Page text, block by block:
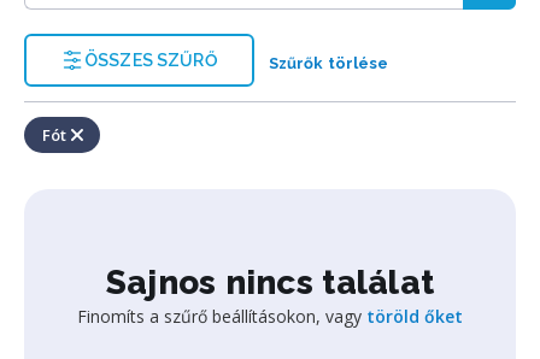
ÖSSZES SZŰRŐ Szűrők törlése
Fót
Sajnos nincs találat
Finomíts a szűrő beállításokon, vagy töröld őket